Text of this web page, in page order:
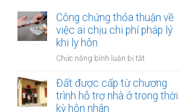
Công chứng thỏa thuận về
việc ai chịu chi phí pháp lý
khi ly hôn
Chức năng bình luận bị tắt
chứng
thỏa
thuận
Đất được cấp từ chương
trình hỗ trợ nhà ở trong thời
kỳ hôn nhân